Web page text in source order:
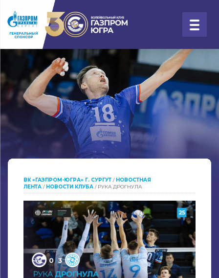
ВК «ГАЗПРОМ-ЮГРА» Г. СУРГУТ / НОВОСТНАЯ
ЛЕНТА / НОВОСТИ КЛУБА / РУКА ДРОГНУЛА